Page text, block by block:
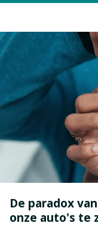
De paradox
onze auto's te